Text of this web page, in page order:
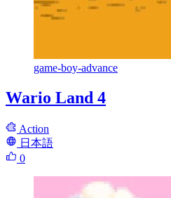
game-boy-advance
Wario Land 4
Action
日本語
0